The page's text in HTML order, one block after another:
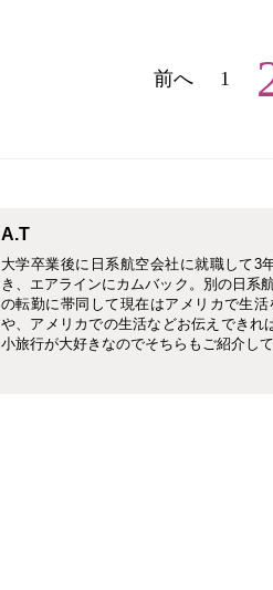
前へ 1
A.T
大学卒業後に日系航空会社に就職して3
き、エアラインにカムバック。別の日系
の転勤に帯同して現在はアメリカで生
や、アメリカでの生活などお伝えでき
小旅行が大好きなのでそちらもご紹介し